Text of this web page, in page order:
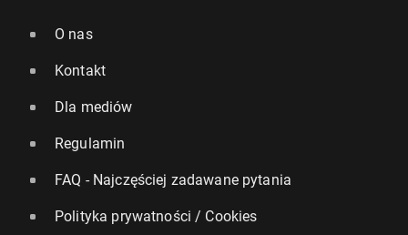
O nas
Kontakt
Dla mediów
Regulamin
FAQ - Najczęściej zadawane pytania
Polityka prywatności / Cookies